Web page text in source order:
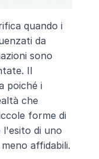
quando i
da
sono
Il
poiché i
che
forme di
l'esito di uno
affidabili.